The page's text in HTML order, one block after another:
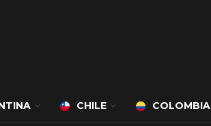
CHILE COLOMBIA